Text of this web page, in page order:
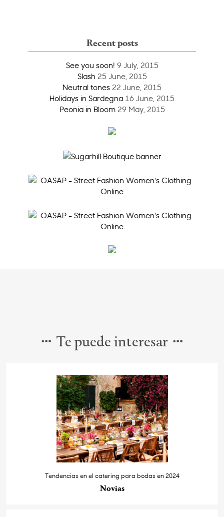
Recent posts
See you soon! 9 July, 2015
Slash 25 June, 2015
Neutral tones 22 June, 2015
Holidays in Sardegna 16 June, 2015
Peonia in Bloom 29 May, 2015
Te puede interesar
Tendencias en el catering para bodas en 2024
Novias